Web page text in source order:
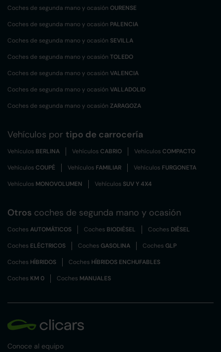
Coches de segunda mano y ocasión OURENSE
Coches de segunda mano y ocasión PALENCIA
Coches de segunda mano y ocasión SEVILLA
Coches de segunda mano y ocasión TOLEDO
Coches de segunda mano y ocasión VALENCIA
Coches de segunda mano y ocasión VALLADOLID
Coches de segunda mano y ocasión ZARAGOZA
Vehículos por tipo de carrocería
Vehículos BERLINA VehículosCABRIO VehículosCOMPACTO
VehículosCOUPÉ Vehículos FAMILIAR Vehículos FURGONETA
Vehículos MONOVOLUMEN Vehículos SUV Y 4X4
Otros coches de segunda mano y ocasión
CochesAUTOMÁTICOS Coches BIODIÉSEL Coches DIÉSEL
Coches ELÉCTRICOS CochesGASOLINA CochesGLP
Coches HÍBRIDOS Coches HÍBRIDOS ENCHUFABLES
Coches KM 0 Coches MANUALES
Conoce al equipo